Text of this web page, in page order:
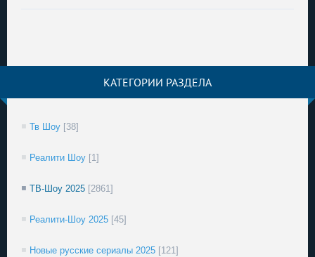
КАТЕГОРИИ РАЗДЕЛА
Тв Шоу [38]
Реалити Шоу [1]
ТВ-Шоу 2025 [2861]
Реалити-Шоу 2025 [45]
Новые русские сериалы 2025 [121]